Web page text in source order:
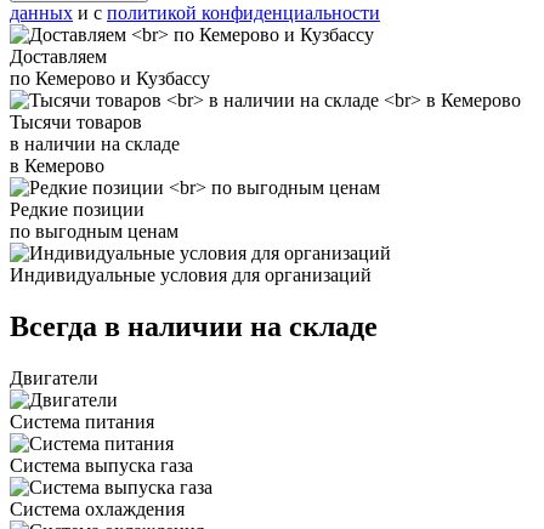
данных и с политикой конфиденциальности
Доставляем
по Кемерово и Кузбассу
Тысячи товаров
в наличии на складе
в Кемерово
Редкие позиции
по выгодным ценам
Индивидуальные условия для организаций
Всегда в наличии на складе
Двигатели
Система питания
Система выпуска газа
Система охлаждения